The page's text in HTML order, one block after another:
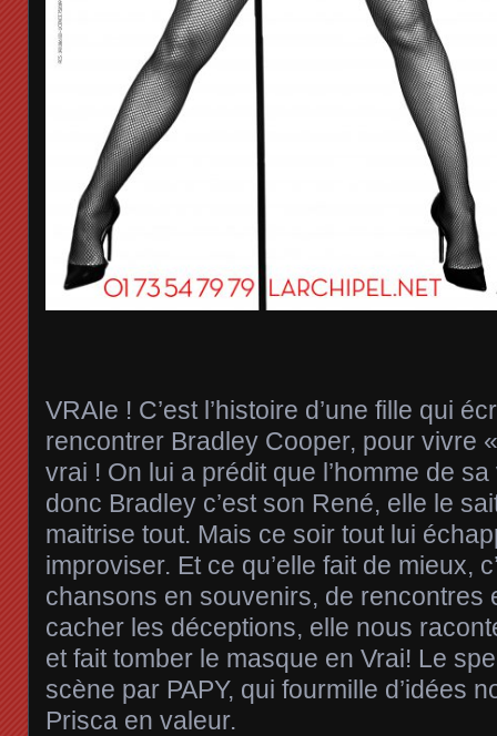
VRAIe ! C’est l’histoire d’une fille qui
rencontrer Bradley Cooper, pour vivre
vrai ! On lui a prédit que l’homme de
donc Bradley c’est son René, elle le
maitrise tout. Mais ce soir tout lui
improviser. Et ce qu’elle fait de mieux,
chansons en souvenirs, de rencontres
cacher les déceptions, elle nous
et fait tomber le masque en Vrai! Le
scène par PAPY, qui fourmille d’idées
Prisca en valeur.